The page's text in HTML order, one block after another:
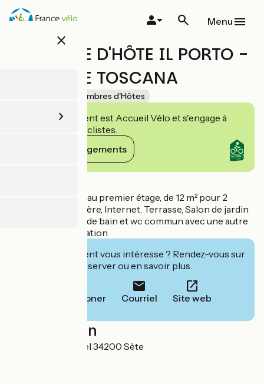
Aller
au
close
Menu
CHAMBRE D'HÔTE IL PORTO -
CHAMBRE TOSCANA
Chambres d'Hôtes
Cet établissement est Accueil Vélo et s'engage à
accueillir des cyclistes.
Voir ses engagements
Chambre d'hôtes au premier étage, de 12 m² pour 2
personnes. Cafetière, Internet. Terrasse, Salon de jardin
en commun. Salle de bain et wc commun avec une autre
chambre. climatisation
Cet établissement vous intéresse ? Rendez-vous sur
leur site pour réserver ou en savoir plus.
Téléphoner Courriel Site web
Localisation
14 impasse Gaffinel 34200 Sète